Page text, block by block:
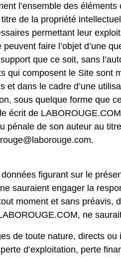
l’ensemble des
de la propriété
permettant leur
faire l’objet d’une
que ce soit, sans
qui composent le Site sont
et dans le cadre d’une
sous quelque forme que
écrit de
pénale de son auteur au
figurant sur le
sauraient engager la
moment et sans préavis,
ne
de toute nature, directs
d’exploitation, perte